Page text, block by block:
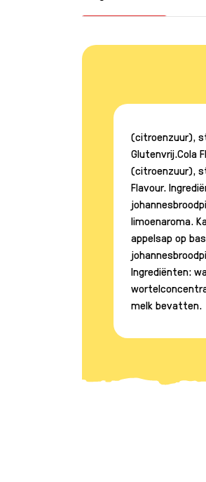
(citroenzuur),
Glutenvrij.Cola
(citroenzuur),
Flavour.
limoenaroma.
appelsap op
Ingrediënten:
melk bevatten.